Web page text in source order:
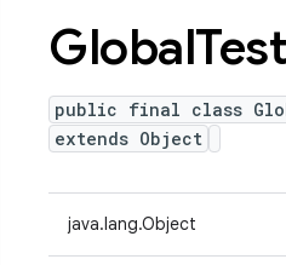
GlobalTest
public final class
extends Object
java.lang.Object